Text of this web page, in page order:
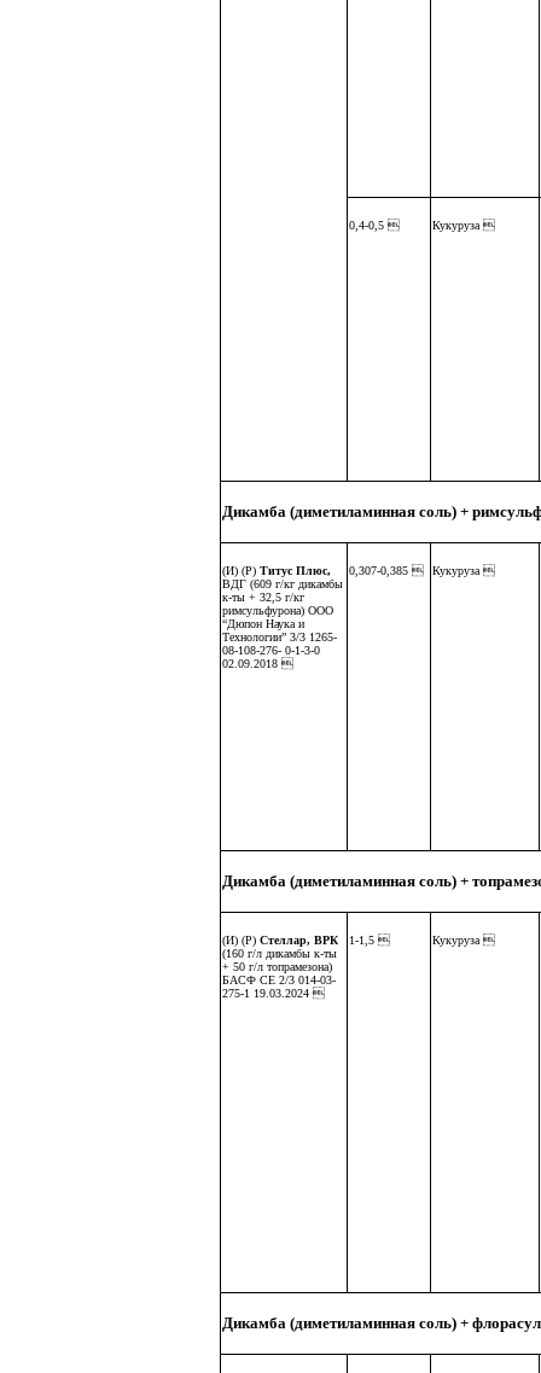
0,4-0,5  Кукуруза 
Дикамба (диметиламинная соль) +
(И) (Р) Титус Плюс,
ВДГ (609 г/кг дикамбы
к-ты + 32,5 г/кг
римсульфурона) ООО
“Дюпон Наука и
Технологии” 3/3 1265-
08-108-276- 0-1-3-0
02.09.2018 
0,307-0,385  Кукуруза 
Дикамба (диметиламинная соль) +
(И) (Р) Стеллар, ВРК
(160 г/л дикамбы к-ты
+ 50 г/л топрамезона)
БАСФ СЕ 2/3 014-03-
275-1 19.03.2024 
1-1,5  Кукуруза 
Дикамба (диметиламинная соль) +